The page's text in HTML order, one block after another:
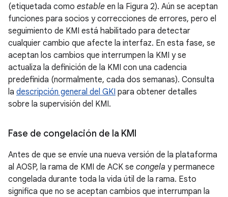
(etiquetada como estable en la Figura 2). Aún se aceptan
funciones para socios y correcciones de errores, pero el
seguimiento de KMI está habilitado para detectar
cualquier cambio que afecte la interfaz. En esta fase, se
aceptan los cambios que interrumpen la KMI y se
actualiza la definición de la KMI con una cadencia
predefinida (normalmente, cada dos semanas). Consulta
la descripción general del GKI para obtener detalles
sobre la supervisión del KMI.
Fase de congelación de la KMI
Antes de que se envíe una nueva versión de la plataforma
al AOSP, la rama de KMI de ACK se congela y permanece
congelada durante toda la vida útil de la rama. Esto
significa que no se aceptan cambios que interrumpan la